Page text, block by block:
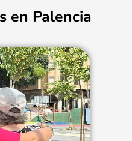
en Palencia